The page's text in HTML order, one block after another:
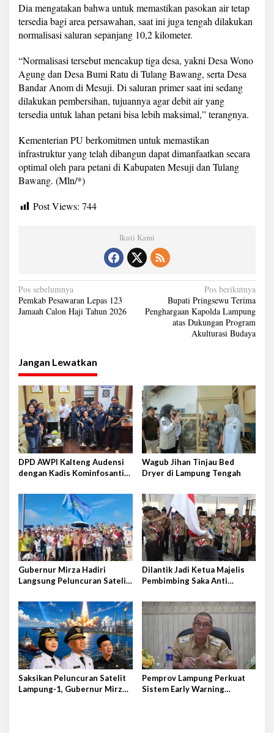
Dia mengatakan bahwa untuk memastikan pasokan air tetap
tersedia bagi area persawahan, saat ini juga tengah dilakukan
normalisasi saluran sepanjang 10,2 kilometer.
“Normalisasi tersebut mencakup tiga desa, yakni Desa Wono
Agung dan Desa Bumi Ratu di Tulang Bawang, serta Desa
Bandar Anom di Mesuji. Di saluran primer saat ini sedang
dilakukan pembersihan, tujuannya agar debit air yang
tersedia untuk lahan petani bisa lebih maksimal,” terangnya.
Kementerian PU berkomitmen untuk memastikan
infrastruktur yang telah dibangun dapat dimanfaatkan secara
optimal oleh para petani di Kabupaten Mesuji dan Tulang
Bawang. (Mln/*)
Post Views: 744
Ikuti Kami
N
a
g
a
s
i
p
o
s
Pos sebelumnya
Pemkab Pesawaran Lepas 123
Jamaah Calon Haji Tahun 2026
Pos berikutnya
Bupati Pringsewu Terima
Penghargaan Kapolda Lampung
atas Dukungan Program
Akulturasi Budaya
Jangan Lewatkan
DPD AWPI Kalteng Audensi
dengan Kadis Kominfosantik
Rencana Kongnas II AWPI se-
Indonesia
Wagub Jihan Tinjau Bed
Dryer di Lampung Tengah
Gubernur Mirza Hadiri
Langsung Peluncuran Satelit
Tiongkok Timur
Dilantik Jadi Ketua Majelis
Pembimbing Saka Anti
Selatan, Kepala BNNK
Pramuka Garda P4GN
Saksikan Peluncuran Satelit
Lampung-1, Gubernur Mirza
Pemprov Lampung Perkuat
Sistem Early Warning